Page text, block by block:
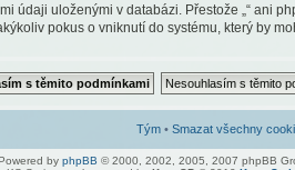
údaji uloženými v databázi. Přestože „“ ani
pokus o vniknutí do systému, který by
Tým • Smazat všechny
by phpBB © 2000, 2002, 2005, 2007 phpBB